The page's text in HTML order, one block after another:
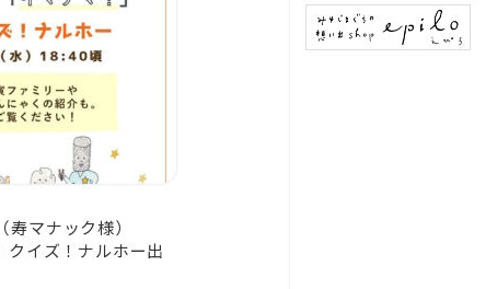
マナック様）
クイズ！ナルホー出